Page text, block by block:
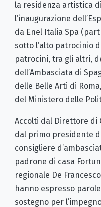
la residenza artistica
l’inaugurazione
da Enel Italia Spa
sotto l’alto patrocinio
patrocini, tra gli altri,
dell’Ambasciata di
delle Belle Arti di
del Ministero delle
Accolti dal Direttore di
dal primo presidente
consigliere
padrone di casa
regionale De
hanno espresso
sostegno per